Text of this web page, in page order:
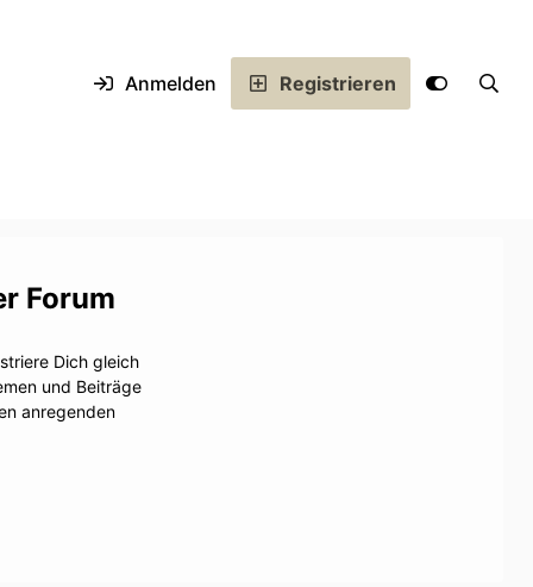
Anmelden Registrieren
Forum
Dich gleich
und Beiträge
anregenden